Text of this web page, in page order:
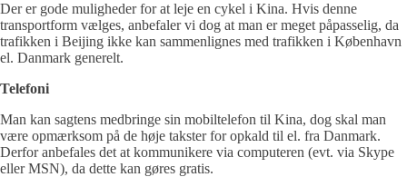
Der er gode muligheder for at leje en cykel i Kina. Hvis denne
transportform vælges, anbefaler vi dog at man er meget påpasselig, da
trafikken i Beijing ikke kan sammenlignes med trafikken i København
el. Danmark generelt.
Telefoni
Man kan sagtens medbringe sin mobiltelefon til Kina, dog skal man
være opmærksom på de høje takster for opkald til el. fra Danmark.
Derfor anbefales det at kommunikere via computeren (evt. via Skype
eller MSN), da dette kan gøres gratis.